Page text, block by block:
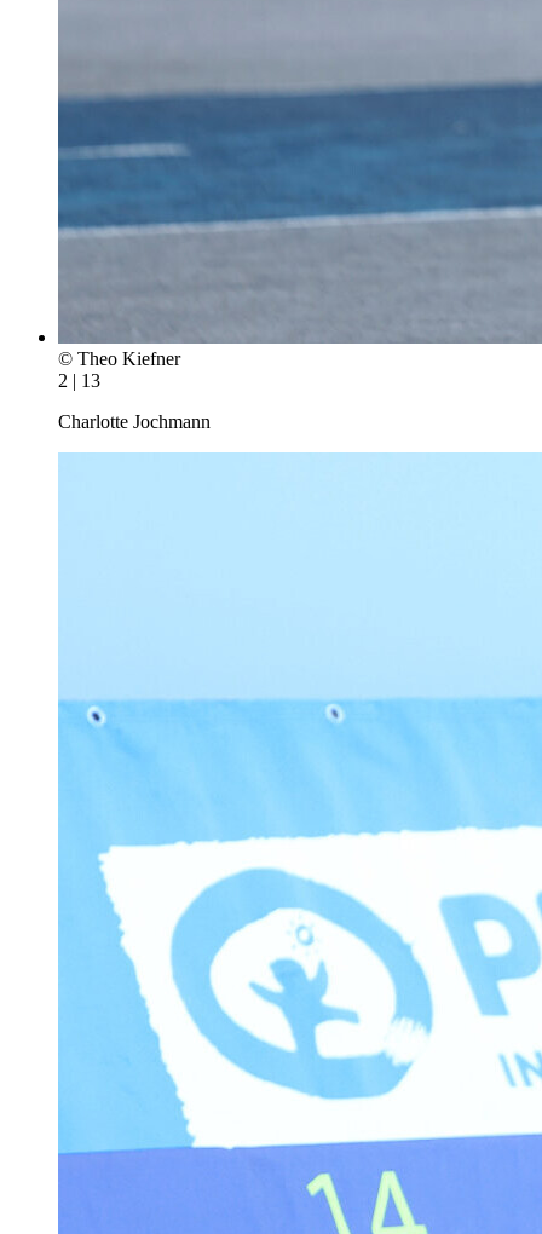
© Theo Kiefner
2 | 13
Charlotte Jochmann